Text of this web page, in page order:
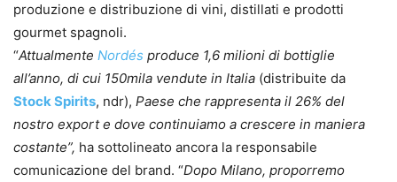
produzione e distribuzione di vini, distillati e prodotti
gourmet spagnoli.
“Attualmente Nordés produce 1,6 milioni di bottiglie
all’anno, di cui 150mila vendute in Italia (distribuite da
Stock Spirits, ndr), Paese che rappresenta il 26% del
nostro export e dove continuiamo a crescere in maniera
costante”, ha sottolineato ancora la responsabile
comunicazione del brand. “Dopo Milano, proporremo